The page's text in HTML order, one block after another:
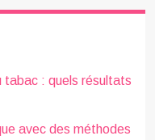
tabac : quels résultats
avec des méthodes